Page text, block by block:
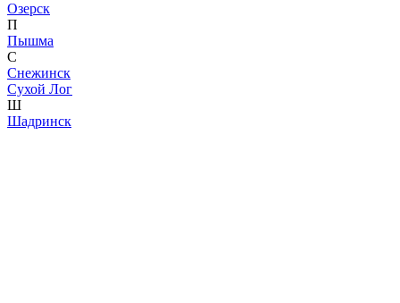
Озерск
П
Пышма
С
Снежинск
Сухой Лог
Ш
Шадринск